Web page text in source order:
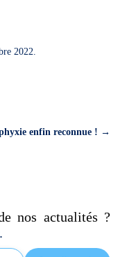
2022.
enfin reconnue ! →
nos actualités ?
.